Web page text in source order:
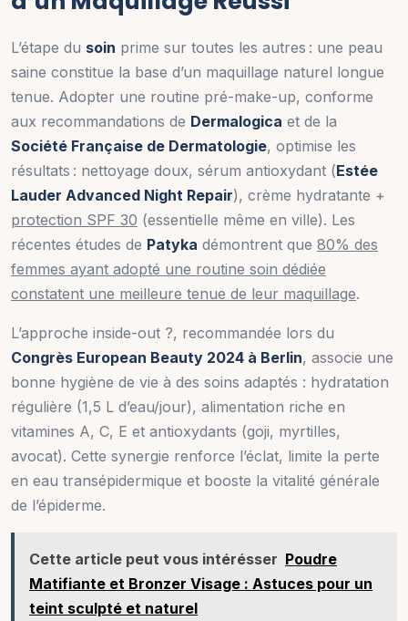
L’étape du soin prime sur toutes les autres : une peau
saine constitue la base d’un maquillage naturel longue
tenue. Adopter une routine pré-make-up, conforme
aux recommandations de Dermalogica et de la
Société Française de Dermatologie, optimise les
résultats : nettoyage doux, sérum antioxydant (Estée
Lauder Advanced Night Repair), crème hydratante +
protection SPF 30 (essentielle même en ville). Les
récentes études de Patyka démontrent que 80% des
femmes ayant adopté une routine soin dédiée
constatent une meilleure tenue de leur maquillage.
L’approche inside-out ?, recommandée lors du
Congrès European Beauty 2024 à Berlin, associe une
bonne hygiène de vie à des soins adaptés : hydratation
régulière (1,5 L d’eau/jour), alimentation riche en
vitamines A, C, E et antioxydants (goji, myrtilles,
avocat). Cette synergie renforce l’éclat, limite la perte
en eau transépidermique et booste la vitalité générale
de l’épiderme.
Cette article peut vous intérésser Poudre
Matifiante et Bronzer Visage : Astuces pour un
teint sculpté et naturel